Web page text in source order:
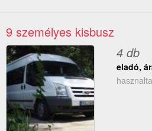
9 személyes kisbusz
4 db
eladó,